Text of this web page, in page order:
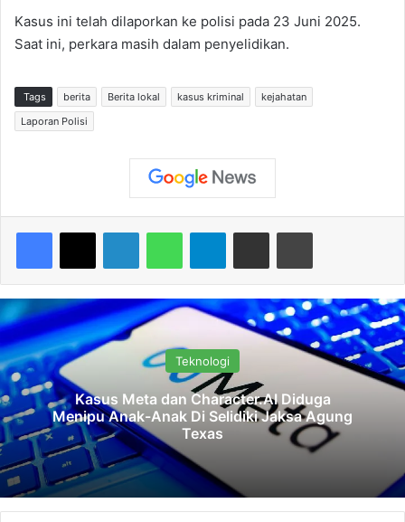
Kasus ini telah dilaporkan ke polisi pada 23 Juni 2025.
Saat ini, perkara masih dalam penyelidikan.
Tags berita Berita lokal kasus kriminal
kejahatan
Laporan Polisi
Telegram
Teknologi
Kasus Meta dan Character.AI Diduga
Menipu Anak-Anak Di Selidiki Jaksa Agung
Texas